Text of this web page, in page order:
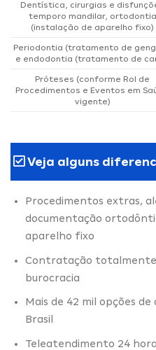
Dentística, cirurgias e
temporo mandilar, ortodontia
(instalação de aparelho fixo)
Periodontia (tratamento de
e endodontia (tratamento de
Próteses (conforme Rol de
Procedimentos e Eventos em
vigente)
Veja alguns
Procedimentos extras,
documentação
aparelho fixo
Contratação totalmente
burocracia
Mais de 42 mil opções
Brasil
Teleatendimento 24